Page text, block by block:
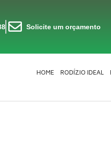
Solicite um orçamento
HOME RODÍZIO IDEAL